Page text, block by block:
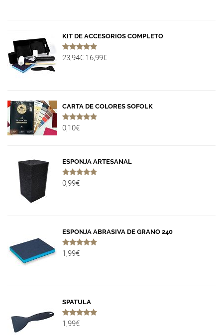
KIT DE ACCESORIOS COMPLETO
23,94€ 16,99€
CARTA DE COLORES SOFOLK
0,10€
ESPONJA ARTESANAL
0,99€
ESPONJA ABRASIVA DE GRANO 240
1,99€
SPATULA
1,99€